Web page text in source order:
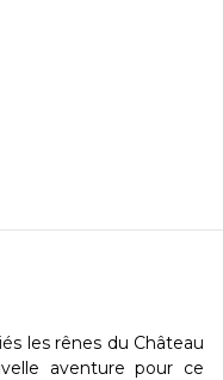
les rênes du Château
aventure pour ce